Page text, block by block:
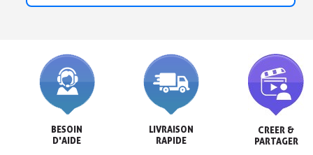
BESOIN
D'AIDE
LIVRAISON
RAPIDE
CREER &
PARTAGER